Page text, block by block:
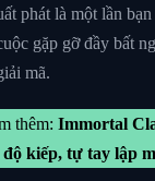
phát là một lần
gặp gỡ đầy bất
mã.
thêm: Immortal
kiếp, tự tay lập